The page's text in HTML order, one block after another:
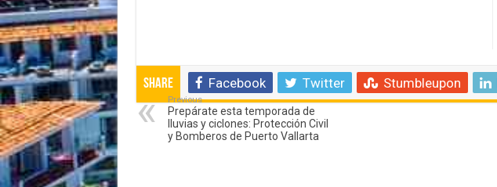
Share Facebook Twitter Stumbleupon
Previous
Prepárate esta temporada de
lluvias y ciclones: Protección Civil
y Bomberos de Puerto Vallarta